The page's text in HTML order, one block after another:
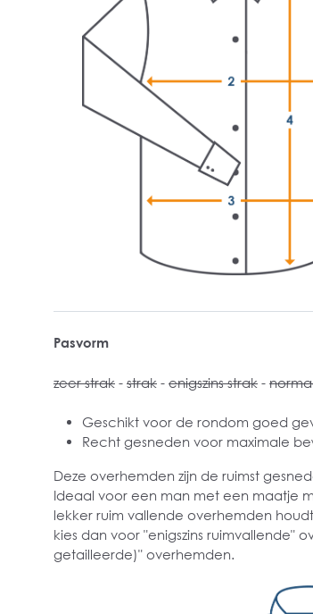
Pasvorm
zeer strak - strak - enigszins strak -
Geschikt voor de rondom goed
Recht gesneden voor maximale
Deze overhemden zijn de ruimst
Ideaal voor een man met een maatje
lekker ruim vallende overhemden
kies dan voor "enigszins ruimvallende"
getailleerde)" overhemden.